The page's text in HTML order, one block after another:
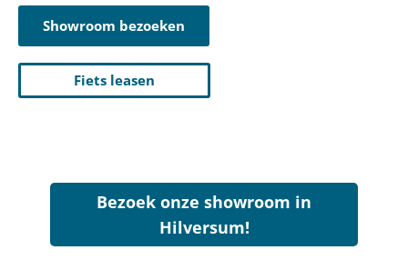
Showroom bezoeken
Fiets leasen
Bezoek onze showroom in
Hilversum!